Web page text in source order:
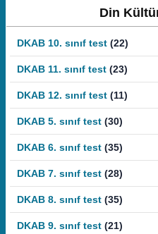
Din
DKAB 10. sınıf test (22)
DKAB 11. sınıf test (23)
DKAB 12. sınıf test (11)
DKAB 5. sınıf test (30)
DKAB 6. sınıf test (35)
DKAB 7. sınıf test (28)
DKAB 8. sınıf test (35)
DKAB 9. sınıf test (21)